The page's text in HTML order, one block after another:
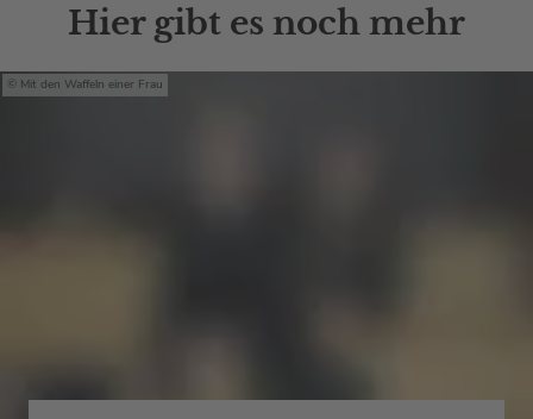
Hier gibt es noch mehr
Mit den Waffeln einer Frau